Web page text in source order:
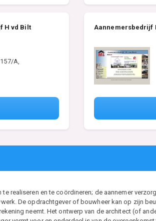
H vd Bilt
A,
Aannemersbedrijf
realiseren en te coördineren; de aannemer
De opdrachtgever of bouwheer kan op zijn
neemt. Het ontwerp van de architect (of